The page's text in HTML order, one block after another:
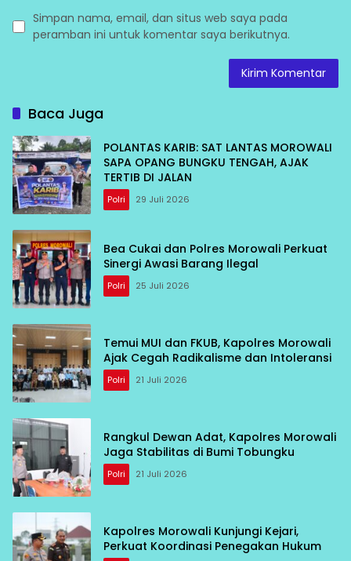
Simpan nama, email, dan situs web saya pada
peramban ini untuk komentar saya berikutnya.
Baca Juga
POLANTAS KARIB: SAT LANTAS MOROWALI
SAPA OPANG BUNGKU TENGAH, AJAK
TERTIB DI JALAN
Polri 29 Juli 2026
Bea Cukai dan Polres Morowali Perkuat
Sinergi Awasi Barang Ilegal
Polri 25 Juli 2026
Temui MUI dan FKUB, Kapolres Morowali
Ajak Cegah Radikalisme dan Intoleransi
Polri 21 Juli 2026
Rangkul Dewan Adat, Kapolres Morowali
Jaga Stabilitas di Bumi Tobungku
Polri 21 Juli 2026
Kapolres Morowali Kunjungi Kejari,
Perkuat Koordinasi Penegakan Hukum